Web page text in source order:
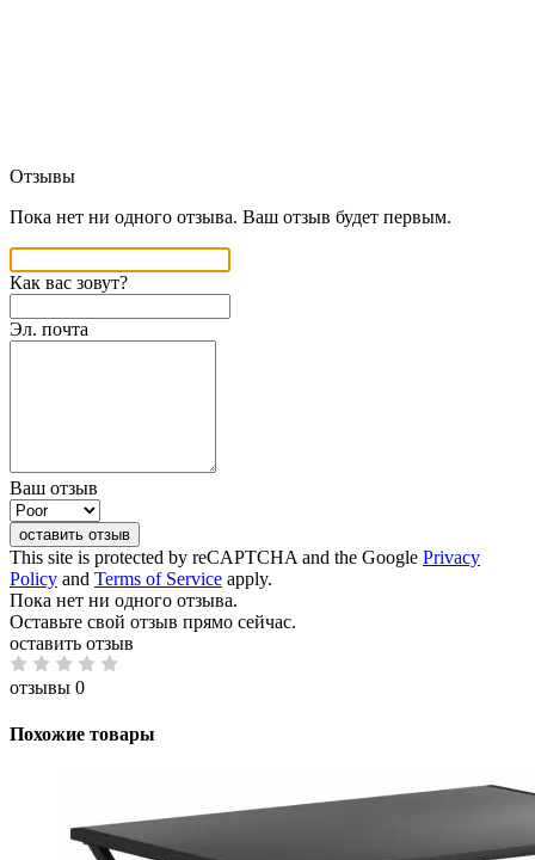
Отзывы
Пока нет ни одного отзыва. Ваш отзыв будет первым.
Как вас зовут?
Эл. почта
Ваш отзыв
оставить отзыв
This site is protected by reCAPTCHA and the Google Privacy
Policy and Terms of Service apply.
Пока нет ни одного отзыва.
Оставьте свой отзыв прямо сейчас.
оставить отзыв
отзывы 0
Похожие товары